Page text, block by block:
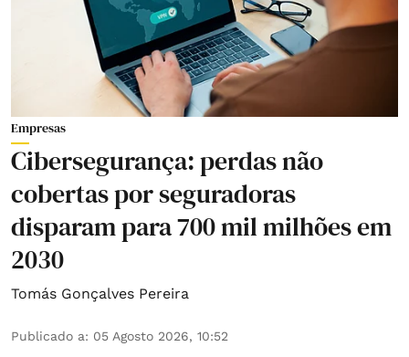
Empresas
Cibersegurança: perdas não
cobertas por seguradoras
disparam para 700 mil milhões em
2030
Tomás Gonçalves Pereira
Publicado a: 05 Agosto 2026, 10:52